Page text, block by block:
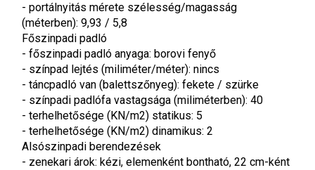
- portálnyitás mérete szélesség/magasság
(méterben): 9,93 / 5,8
Főszinpadi padló
- főszinpadi padló anyaga: borovi fenyő
- színpad lejtés (miliméter/méter): nincs
- táncpadló van (balettszőnyeg): fekete / szürke
- színpadi padlófa vastagsága (miliméterben): 40
- terhelhetősége (KN/m2) statikus: 5
- terhelhetősége (KN/m2) dinamikus: 2
Alsószinpadi berendezések
- zenekari árok: kézi, elemenként bontható, 22 cm-ként